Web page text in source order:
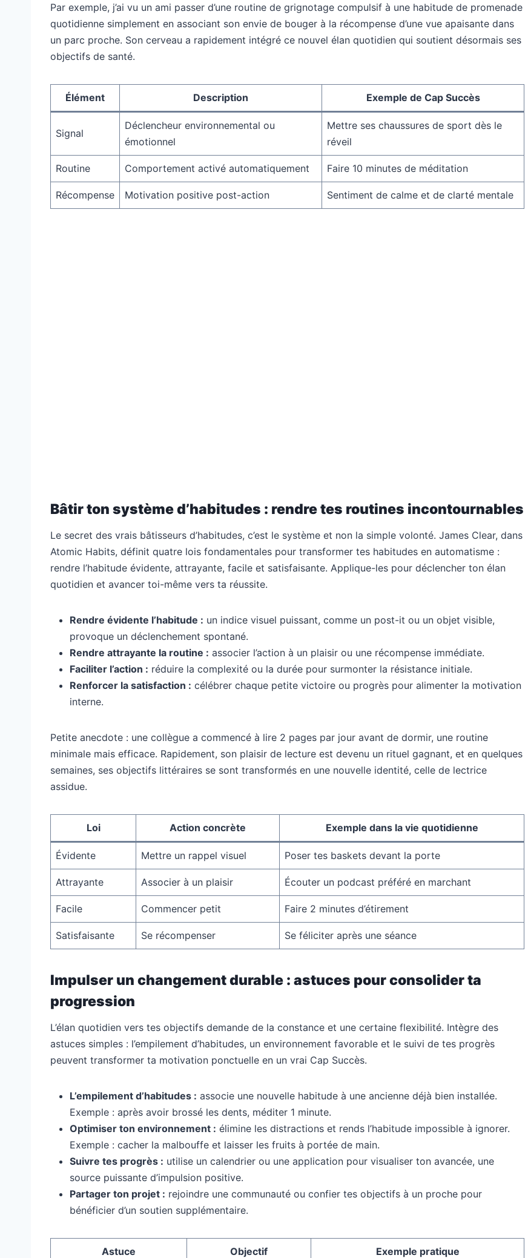
Par exemple, j’ai vu un ami passer d’une routine de grignotage compulsif à une habitude de promenade
quotidienne simplement en associant son envie de bouger à la récompense d’une vue apaisante dans
un parc proche. Son cerveau a rapidement intégré ce nouvel élan quotidien qui soutient désormais ses
objectifs de santé.
Élément Description Exemple de Cap Succès
Signal
Déclencheur environnemental ou
émotionnel
Mettre ses chaussures de sport dès le
réveil
Routine Comportement activé automatiquement Faire 10 minutes de méditation
Récompense Motivation positive post-action Sentiment de calme et de clarté mentale
Bâtir ton système d’habitudes : rendre tes routines incontournables
Le secret des vrais bâtisseurs d’habitudes, c’est le système et non la simple volonté. James Clear, dans
Atomic Habits, définit quatre lois fondamentales pour transformer tes habitudes en automatisme :
rendre l’habitude évidente, attrayante, facile et satisfaisante. Applique-les pour déclencher ton élan
quotidien et avancer toi-même vers ta réussite.
Rendre évidente l’habitude : un indice visuel puissant, comme un post-it ou un objet visible,
provoque un déclenchement spontané.
Rendre attrayante la routine : associer l’action à un plaisir ou une récompense immédiate.
Faciliter l’action : réduire la complexité ou la durée pour surmonter la résistance initiale.
Renforcer la satisfaction : célébrer chaque petite victoire ou progrès pour alimenter la motivation
interne.
Petite anecdote : une collègue a commencé à lire 2 pages par jour avant de dormir, une routine
minimale mais efficace. Rapidement, son plaisir de lecture est devenu un rituel gagnant, et en quelques
semaines, ses objectifs littéraires se sont transformés en une nouvelle identité, celle de lectrice
assidue.
Loi Action concrète Exemple dans la vie quotidienne
Évidente Mettre un rappel visuel Poser tes baskets devant la porte
Attrayante Associer à un plaisir Écouter un podcast préféré en marchant
Facile Commencer petit Faire 2 minutes d’étirement
Satisfaisante Se récompenser Se féliciter après une séance
Impulser un changement durable : astuces pour consolider ta
progression
L’élan quotidien vers tes objectifs demande de la constance et une certaine flexibilité. Intègre des
astuces simples : l’empilement d’habitudes, un environnement favorable et le suivi de tes progrès
peuvent transformer ta motivation ponctuelle en un vrai Cap Succès.
L’empilement d’habitudes : associe une nouvelle habitude à une ancienne déjà bien installée.
Exemple : après avoir brossé les dents, méditer 1 minute.
Optimiser ton environnement : élimine les distractions et rends l’habitude impossible à ignorer.
Exemple : cacher la malbouffe et laisser les fruits à portée de main.
Suivre tes progrès : utilise un calendrier ou une application pour visualiser ton avancée, une
source puissante d’impulsion positive.
Partager ton projet : rejoindre une communauté ou confier tes objectifs à un proche pour
bénéficier d’un soutien supplémentaire.
Astuce Objectif Exemple pratique